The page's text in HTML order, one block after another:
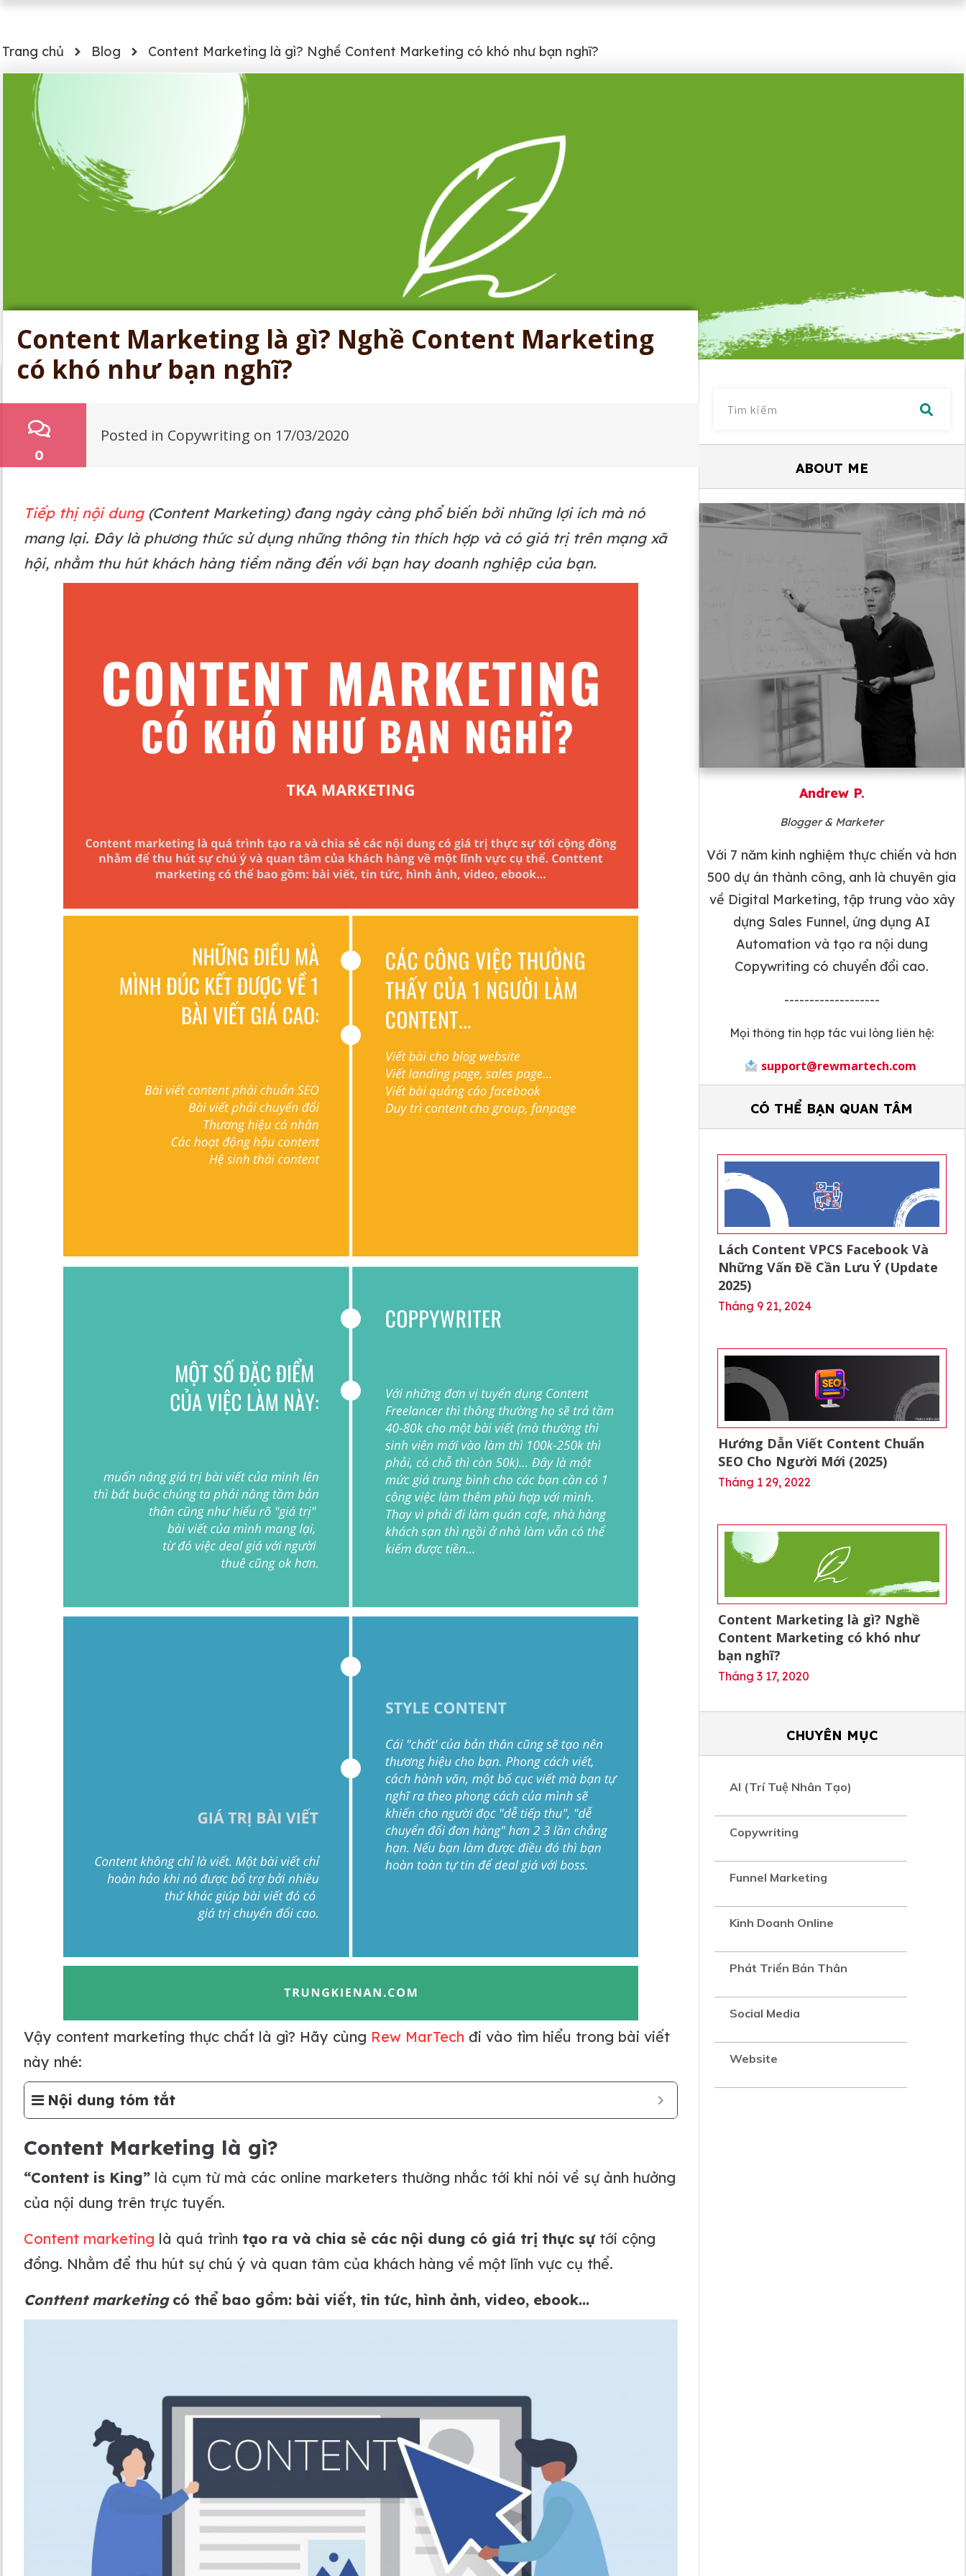
Trang chủ Blog Content Marketing là gì? Nghề Content Marketing có khó như bạn nghĩ?
Content Marketing là gì? Nghề Content Marketing
có khó như bạn nghĩ?
0
Posted in Copywriting on 17/03/2020
Tiếp thị nội dung(Content Marketing) đang ngày càng phổ biến bởi những lợi ích mà nó
mang lại. Đây là phương thức sử dụng những thông tin thích hợp và có giá trị trên mạng xã
hội, nhằm thu hút khách hàng tiềm năng đến với bạn hay doanh nghiệp của bạn.
Vậy content marketing thực chất là gì? Hãy cùng Rew MarTech đi vào tìm hiểu trong bài viết
này nhé:
Nội dung tóm tắt
Content Marketing là gì?
“Content is King” là cụm từ mà các online marketers thường nhắc tới khi nói về sự ảnh hưởng
của nội dung trên trực tuyến.
Content marketing là quá trình tạo ra và chia sẻ các nội dung có giá trị thực sự tới cộng
đồng. Nhằm để thu hút sự chú ý và quan tâm của khách hàng về một lĩnh vực cụ thể.
Conttent marketingcó thể bao gồm: bài viết, tin tức, hình ảnh, video, ebook…
ABOUT ME
Andrew P.
Blogger & Marketer
Với 7 năm kinh nghiệm thực chiến và hơn
500 dự án thành công, anh là chuyên gia
về Digital Marketing, tập trung vào xây
dựng Sales Funnel, ứng dụng AI
Automation và tạo ra nội dung
Copywriting có chuyển đổi cao.
-------------------
Mọi thông tin hợp tác vui lòng liên hệ:
support@rewmartech.com
CÓ THỂ BẠN QUAN TÂM
Lách Content VPCS Facebook Và
Những Vấn Đề Cần Lưu Ý (Update
2025)
Tháng 9 21, 2024
Hướng Dẫn Viết Content Chuẩn
SEO Cho Người Mới (2025)
Tháng 1 29, 2022
Content Marketing là gì? Nghề
Content Marketing có khó như
bạn nghĩ?
Tháng 3 17, 2020
CHUYÊN MỤC
AI (Trí Tuệ Nhân Tạo)
Copywriting
Funnel Marketing
Kinh Doanh Online
Phát Triển Bản Thân
Social Media
Website